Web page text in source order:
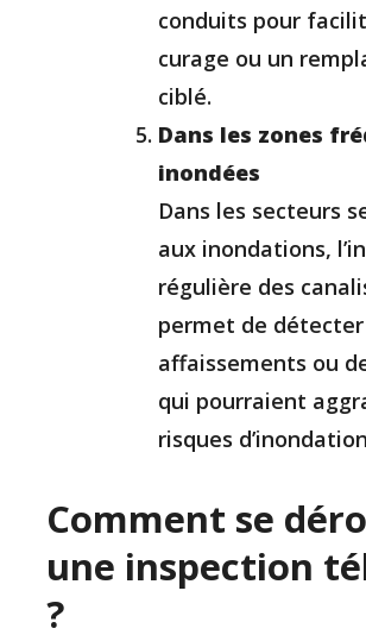
conduits pour
curage ou un
ciblé.
Dans les zones
inondées
Dans les secteurs
aux inondations,
régulière des
permet de détecter
affaissements ou
qui pourraient
risques
Comment se
une inspection
?